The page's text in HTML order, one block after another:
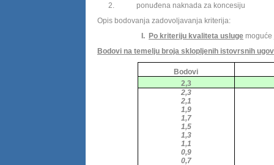
2.
ponuđena naknada za koncesiju
Opis bodovanja zadovoljavanja kriterija:
I. Po kriteriju kvaliteta usluge
Bodovi na temelju broja sklopljenih istovrsnih
Bodovi
2,3
2,3
2,1
1,9
1,7
1,5
1,3
1,1
0,9
0,7